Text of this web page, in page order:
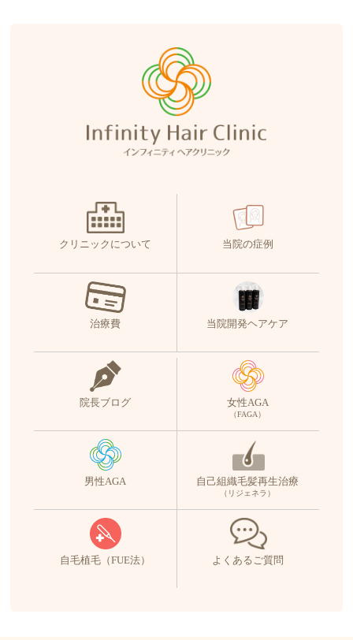
クリニックについて 当院の症例
治療費 当院開発ヘアケア
院長ブログ 女性AGA
（FAGA）
男性AGA 自己組織毛髪再生治療
（リジェネラ）
自毛植毛（FUE法） よくあるご質問